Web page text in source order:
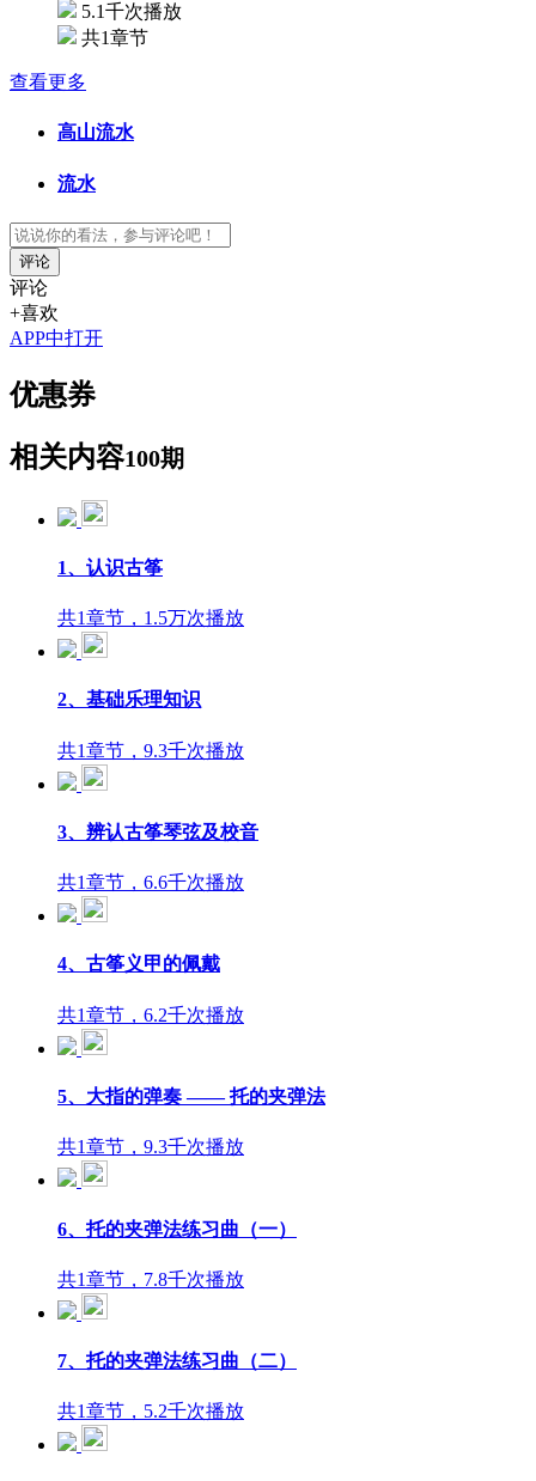
5.1千次播放
共1章节
查看更多
高山流水
流水
评论
评论
+喜欢
APP中打开
优惠券
相关内容100期
1、认识古筝
共1章节，1.5万次播放
2、基础乐理知识
共1章节，9.3千次播放
3、辨认古筝琴弦及校音
共1章节，6.6千次播放
4、古筝义甲的佩戴
共1章节，6.2千次播放
5、大指的弹奏 —— 托的夹弹法
共1章节，9.3千次播放
6、托的夹弹法练习曲（一）
共1章节，7.8千次播放
7、托的夹弹法练习曲（二）
共1章节，5.2千次播放